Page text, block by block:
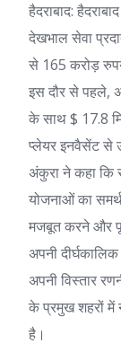
हैदराबाद:
देखभाल सेवा
से 165 करोड़
इस दौर से पहले,
के साथ $ 17.8
प्लेयर इनवैसेंट से
अंकुरा ने कहा कि
योजनाओं का
मजबूत करने और
अपनी
अपनी विस्तार
के प्रमुख शहरों में
है।